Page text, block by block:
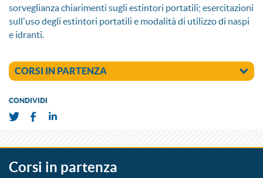
sorveglianza chiarimenti sugli estintori portatili; esercitazioni
sull'uso degli estintori portatili e modalità di utilizzo di naspi
e idranti.
CORSI IN PARTENZA
CONDIVIDI
Corsi in partenza